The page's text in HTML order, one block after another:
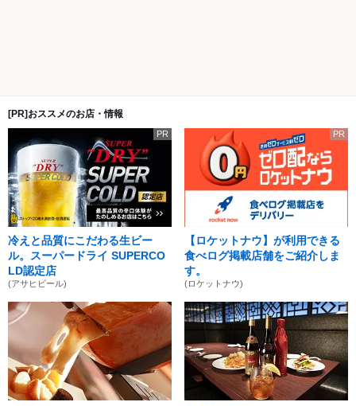
[PR]おススメのお店・情報
PR
冷えと品質にこだわる生ビー
ル。スーパードライ SUPERCO
LD認定店
(アサヒビール)
PR
【ロケットナウ】が利用できる
食べログ掲載店舗をご紹介しま
す。
(ロケットナウ)